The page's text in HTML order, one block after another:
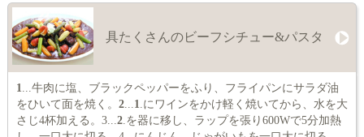
具たくさんのビーフシチュー&パスタ
1
...牛肉に塩、ブラックペッパーをふり、フライパンにサラダ油
をひいて面を焼く。 2... 1 .にワインをかけ軽く焼いてから、水を大
さじ4杯加える。3... 2.を器に移し、ラップを張り600Wで5分加熱